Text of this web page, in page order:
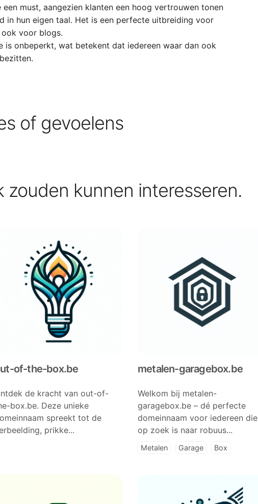
must, aangezien klanten een hoog vertrouwen tonen
in hun eigen taal. Het is een perfecte uitbreiding voor
voor blogs.
is onbeperkt, wat betekent dat iedereen waar dan ook
of gevoelens
zouden kunnen interesseren.
of-the-box.be
de kracht van out-of-
box.be. Deze unieke
spreekt tot de
prikke...
metalen-garagebox.be
Welkom bij metalen-
garagebox.be – dé perfecte
domeinnaam voor iedereen die
op zoek is naar robuus...
Metalen Garage Box